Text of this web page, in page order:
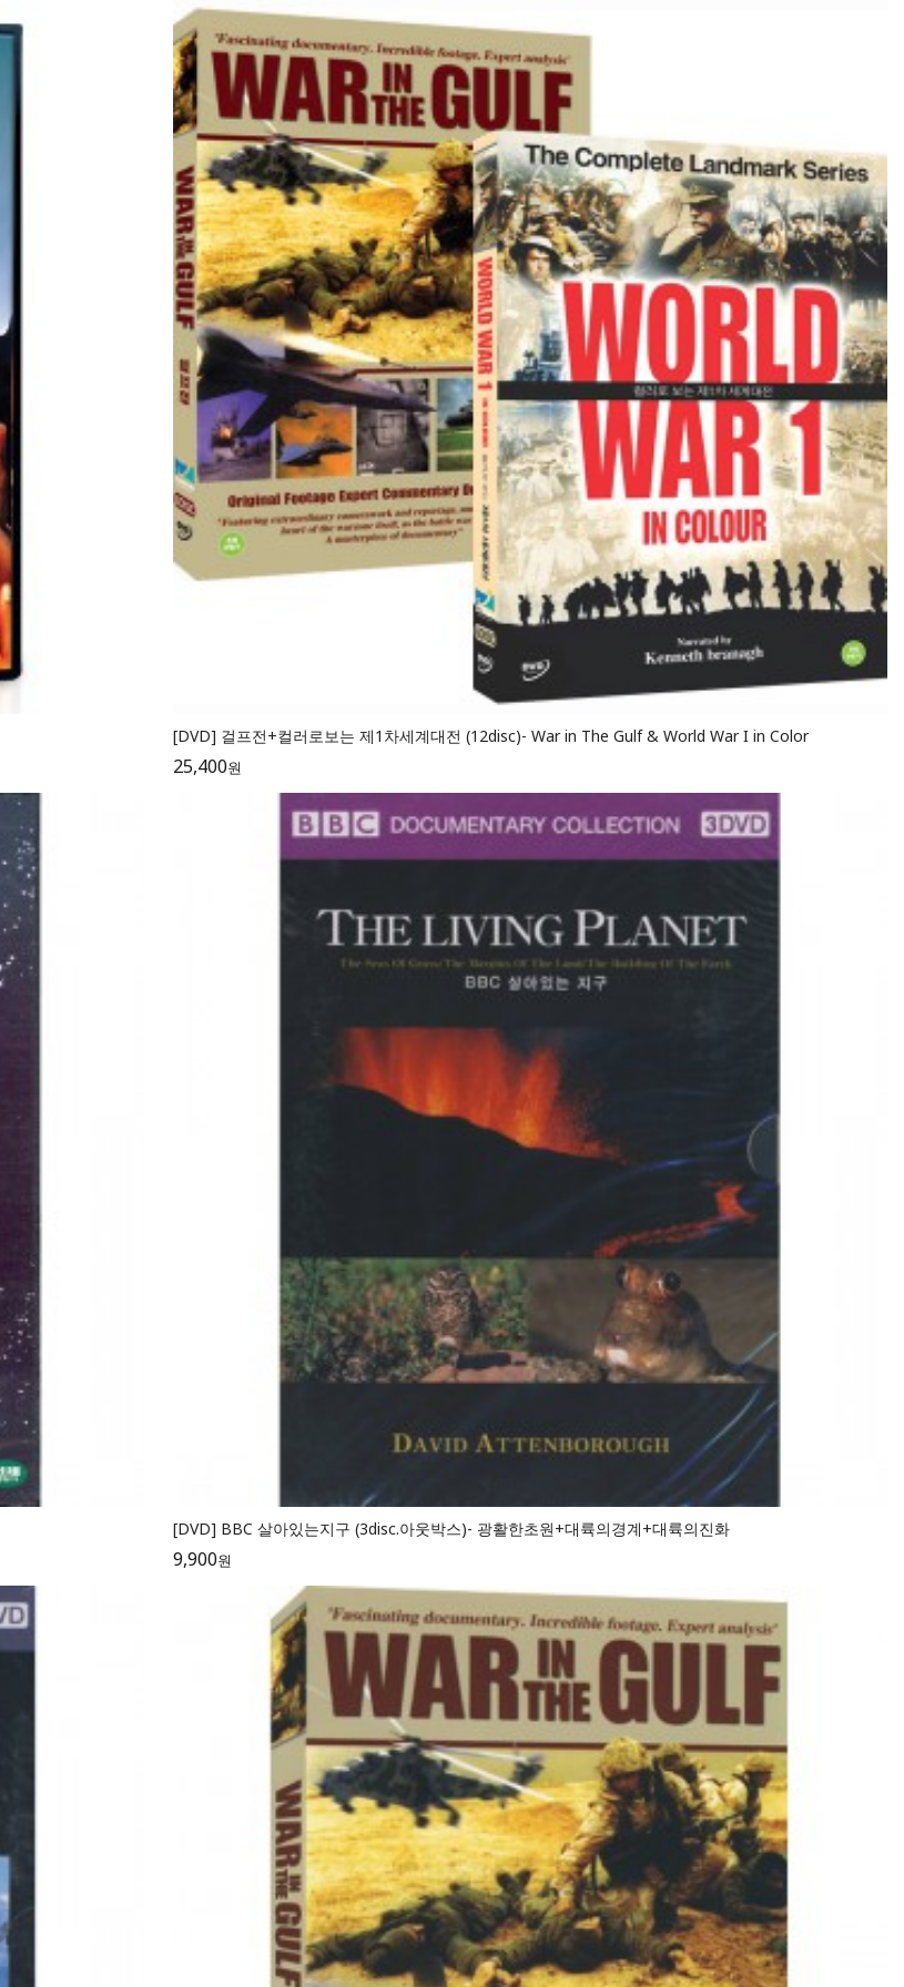
[DVD] 걸프전+컬러로보는 제1차세계대전 (12disc)- War in The Gulf & World War I in Color
25,400원
[DVD] BBC 살아있는지구 (3disc.아웃박스)- 광활한초원+대륙의경계+대륙의진화
9,900원